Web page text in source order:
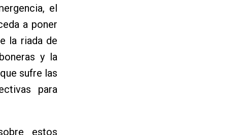
el
a poner
la riada de
y la
sufre las
para
estos